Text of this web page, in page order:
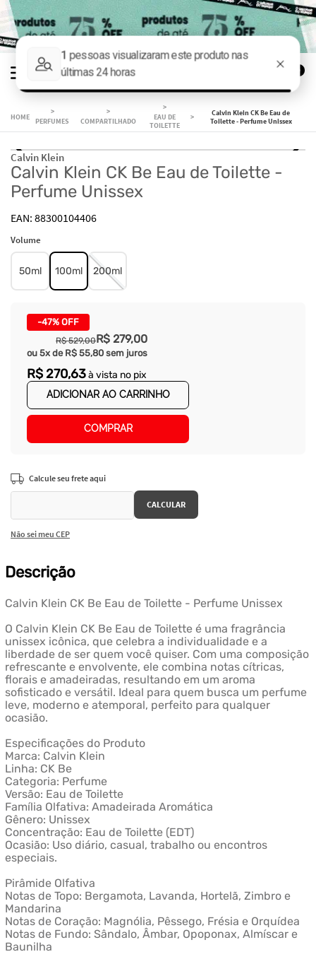
0
PERFUMES COMPARTILHADO
EAU DE
TOILETTE
Calvin Klein CK Be Eau de
Toilette - Perfume Unissex
Calvin Klein
Calvin Klein CK Be Eau de Toilette -
Perfume Unissex
88300104406
Volume
50ml 100ml 200ml
-47% OFF
R$ 279,00
R$ 529,00
ou 5x de R$ 55,80 sem juros
R$ 270,63à vista no pix
ADICIONAR AO CARRINHO
COMPRAR
Não sei meu CEP
Descrição
Calvin Klein CK Be Eau de Toilette - Perfume Unissex
O Calvin Klein CK Be Eau de Toilette é uma fragrância
unissex icônica, que celebra a individualidade e a
liberdade de ser quem você quiser. Com uma composição
refrescante e envolvente, ele combina notas cítricas,
florais e amadeiradas, resultando em um aroma
sofisticado e versátil. Ideal para quem busca um perfume
leve, moderno e atemporal, perfeito para qualquer
ocasião.
Especificações do Produto
Marca: Calvin Klein
Linha: CK Be
Categoria: Perfume
Versão: Eau de Toilette
Família Olfativa: Amadeirada Aromática
Gênero: Unissex
Concentração: Eau de Toilette (EDT)
Ocasião: Uso diário, casual, trabalho ou encontros
especiais.
Pirâmide Olfativa
Notas de Topo: Bergamota, Lavanda, Hortelã, Zimbro e
Mandarina
Notas de Coração: Magnólia, Pêssego, Frésia e Orquídea
Notas de Fundo: Sândalo, Âmbar, Opoponax, Almíscar e
Baunilha